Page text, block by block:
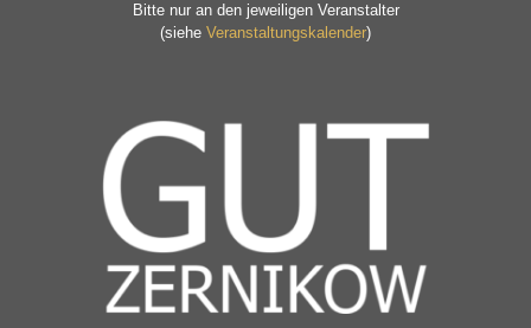
Bitte nur an den jeweiligen Veranstalter
(siehe Veranstaltungskalender)